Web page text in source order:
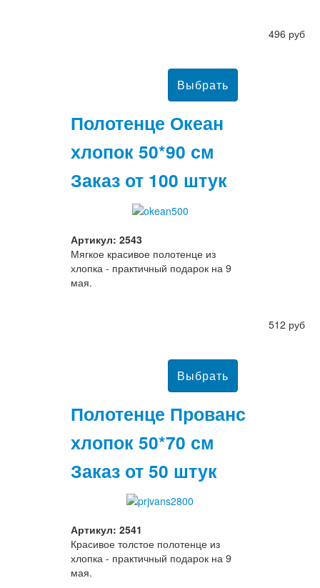
496 руб
Полотенце Океан
хлопок 50*90 см
Заказ от 100 штук
Артикул: 2543
Мягкое красивое полотенце из
хлопка - практичный подарок на 9
мая.
512 руб
Полотенце Прованс
хлопок 50*70 см
Заказ от 50 штук
Артикул: 2541
Красивое толстое полотенце из
хлопка - практичный подарок на 9
мая.